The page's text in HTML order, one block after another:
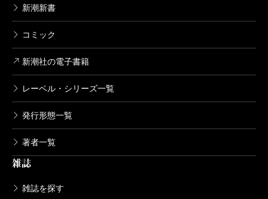
新潮新書
コミック
新潮社の電子書籍
レーベル・シリーズ一覧
発行形態一覧
著者一覧
雑誌
雑誌を探す